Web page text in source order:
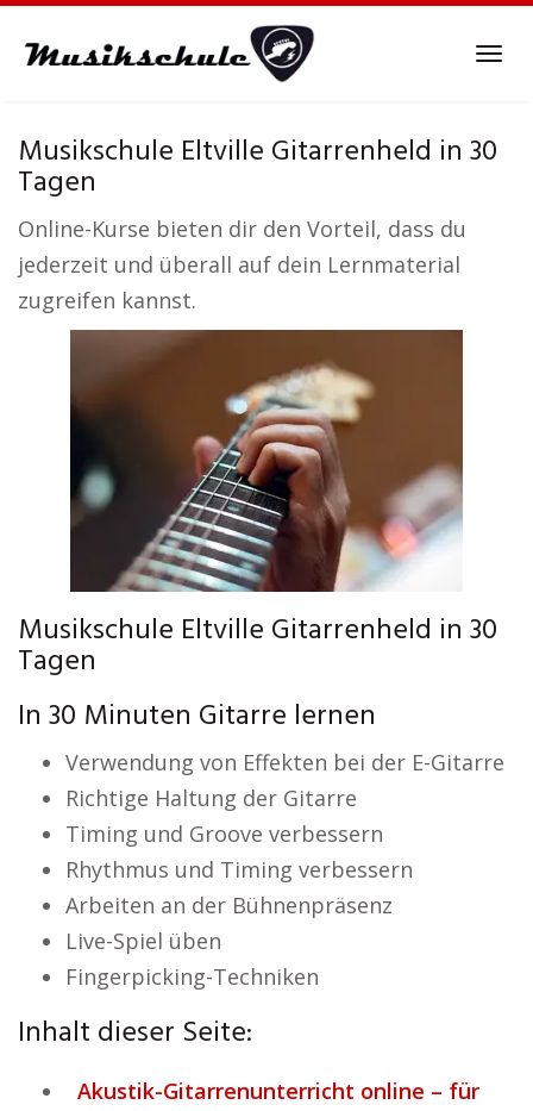
Musikschule Eltville Gitarrenheld in 30
Tagen
Online-Kurse bieten dir den Vorteil, dass du
jederzeit und überall auf dein Lernmaterial
zugreifen kannst.
Musikschule Eltville Gitarrenheld in 30
Tagen
In 30 Minuten Gitarre lernen
Verwendung von Effekten bei der E-Gitarre
Richtige Haltung der Gitarre
Timing und Groove verbessern
Rhythmus und Timing verbessern
Arbeiten an der Bühnenpräsenz
Live-Spiel üben
Fingerpicking-Techniken
Inhalt dieser Seite:
Akustik-Gitarrenunterricht online – für